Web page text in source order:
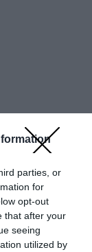
parties, or
for
opt-out
that after your
seeing
utilized by